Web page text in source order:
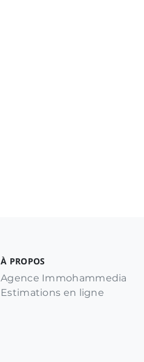
À PROPOS
Agence Immohammedia
Estimations en ligne